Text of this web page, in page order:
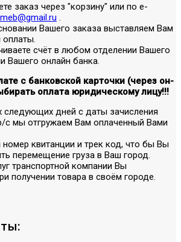
заказ через "корзину" или по е-
.
Вашего заказа выставляем Вам
оплаты.
счёт в любом отделении Вашего
Вашего онлайн банка.
с банковской карточки (через он-
оплата юридическому лицу!!!
следующих дней с даты зачисления
с мы отгружаем Вам оплаченный Вами
квитанции и трек код, что бы Вы
перемещение груза в Ваш город.
транспортной компании Вы
получении товара в своём городе.